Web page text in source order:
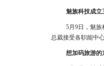
魅族科技成
5月9日，魅
总裁接受各职能中
想加码旅游的